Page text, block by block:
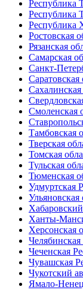
Республика
Республика
Республика
Ростовская
Рязанская
Самарская
Санкт-
Саратовская
Сахалинская
Смоленская
Тамбовская
Тверская
Томская
Тульская
Тюменская
Удмуртская
Ульяновская
Ханты-
Херсонская
Челябинская
Чеченская
Чувашская
Чукотский
Ямало-